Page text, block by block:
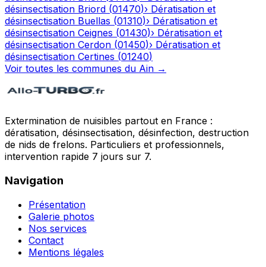
désinsectisation Briord (01470)› Dératisation et
désinsectisation Buellas (01310)› Dératisation et
désinsectisation Ceignes (01430)› Dératisation et
désinsectisation Cerdon (01450)› Dératisation et
désinsectisation Certines (01240)
Voir toutes les communes du Ain →
Extermination de nuisibles partout en France :
dératisation, désinsectisation, désinfection, destruction
de nids de frelons. Particuliers et professionnels,
intervention rapide 7 jours sur 7.
Navigation
Présentation
Galerie photos
Nos services
Contact
Mentions légales